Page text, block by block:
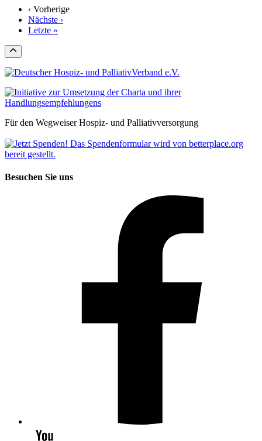
‹ Vorherige
Nächste ›
Letzte »
Für den Wegweiser Hospiz- und Palliativversorgung
Besuchen Sie uns